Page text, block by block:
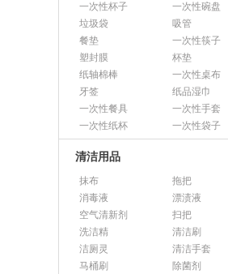
一次性杯子
一次性碗盘
垃圾袋
吸管
餐垫
一次性筷子
塑封膜
杯垫
纸轴棉棒
一次性桌布
牙签
纸品湿巾
一次性餐具
一次性手套
一次性纸杯
一次性袋子
清洁用品
抹布
拖把
消毒液
漂渍液
空气清新剂
扫把
洗洁精
清洁刷
洁厕灵
清洁手套
马桶刷
除菌剂